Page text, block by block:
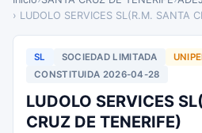
› LUDOLO SERVICES SL(R.M. SANTA
SL SOCIEDAD LIMITADA
CONSTITUIDA 2026-04-28
LUDOLO SERVICES
CRUZ DE TENERIFE)